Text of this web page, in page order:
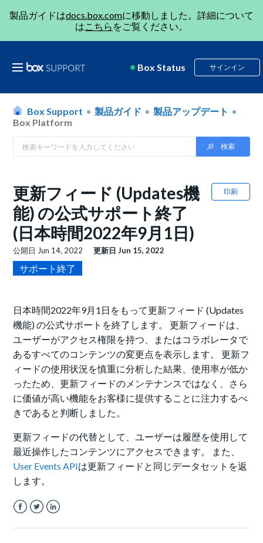
製品ガイドはdocs.box.comに移動しました。詳細について
はこちら をご覧ください。
Box Status サインイン
Box Support 製品ガイド
製品アップデート
Box Platform
印刷
更新フィード (Updates機
能) の公式サポート終了
(日本時間2022年9月1日)
公開日 Jun 14, 2022 更新日Jun 15, 2022
サポート終了
日本時間2022年9月1日をもって更新フィード (Updates
機能) の公式サポートを終了します。 更新フィードは、
ユーザーがアクセス権限を持つ、またはコラボレータで
あるすべてのコンテンツの変更点を表示します。 更新フ
ィードの使用状況を慎重に分析した結果、使用率が低か
ったため、更新フィードのメンテナンスではなく、さら
に価値が高い機能をお客様に提供することに注力するべ
きであると判断しました。
更新フィードの代替として、ユーザーは履歴を使用して
最近操作したコンテンツにアクセスできます。 また、
User Events APIは更新フィードと同じデータセットを返
します。